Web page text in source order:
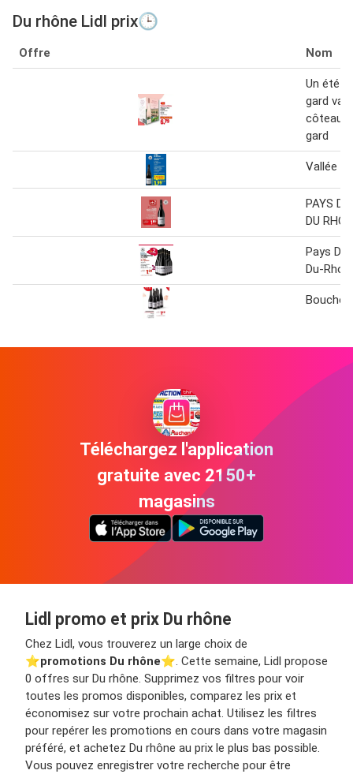
Du rhône Lidl prix🕒
Offre Nom
Un été
gard
côteaux
gard
Vallée
PAYS
DU
Pays
Du-
Téléchargez l'application
gratuite avec 2150+
magasins
Lidl promo et prix Du rhône
Chez Lidl, vous trouverez un large choix de
⭐️promotions Du rhône⭐️. Cette semaine, Lidl propose
0 offres sur Du rhône. Supprimez vos filtres pour voir
toutes les promos disponibles, comparez les prix et
économisez sur votre prochain achat. Utilisez les filtres
pour repérer les promotions en cours dans votre magasin
préféré, et achetez Du rhône au prix le plus bas possible.
Vous pouvez enregistrer votre recherche pour être